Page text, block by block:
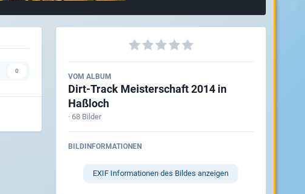
0
VOM ALBUM
Dirt-Track Meisterschaft 2014 in
Haßloch
· 68 Bilder
BILDINFORMATIONEN
EXIF Informationen des Bildes anzeigen